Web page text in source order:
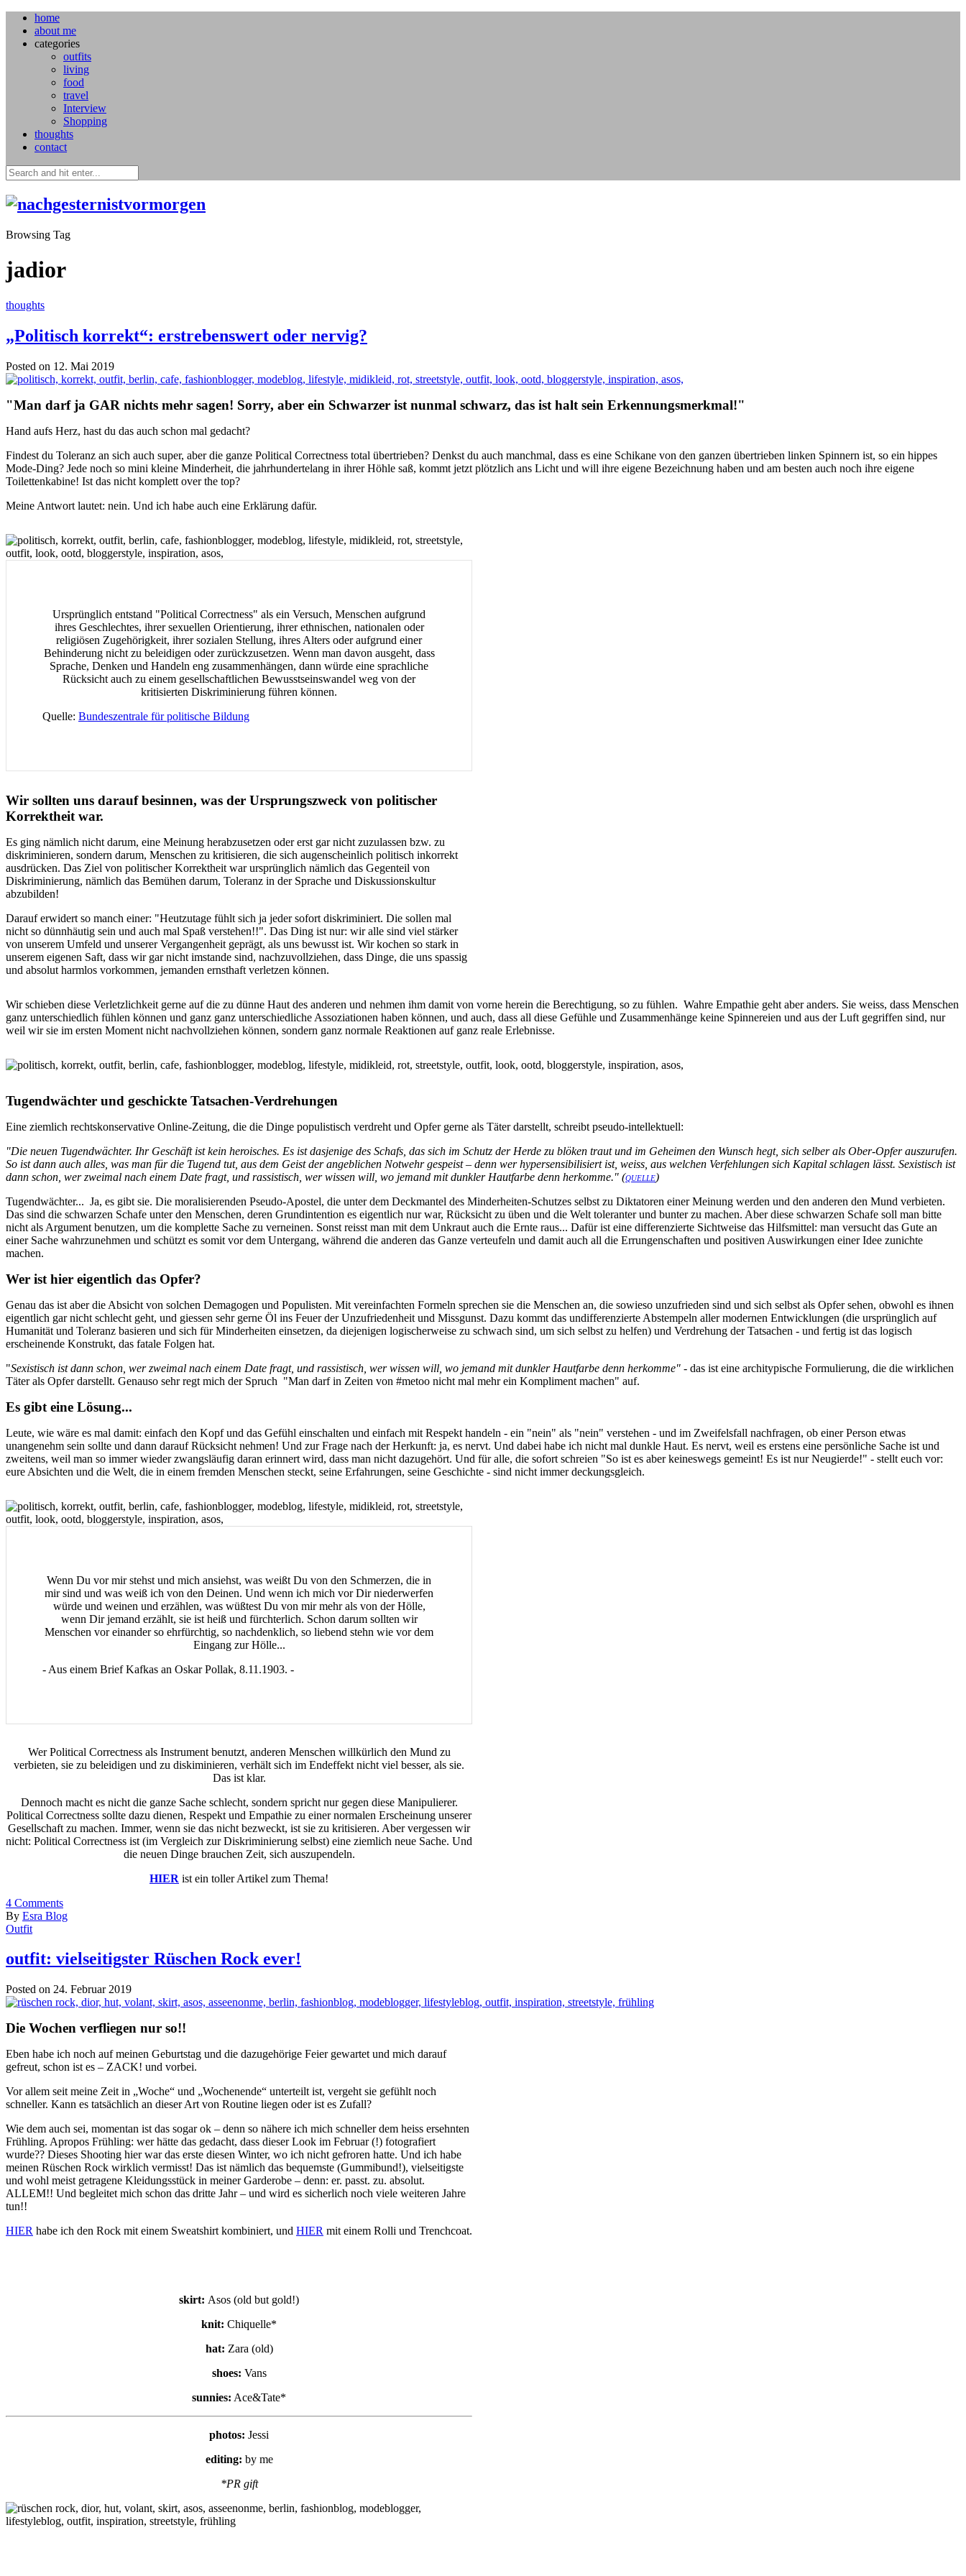
home
about me
categories
outfits
living
food
travel
Interview
Shopping
thoughts
contact
Browsing Tag
jadior
thoughts
„Politisch korrekt“: erstrebenswert oder nervig?
Posted on 12. Mai 2019
"Man darf ja GAR nichts mehr sagen! Sorry, aber ein Schwarzer ist nunmal schwarz, das ist halt sein Erkennungsmerkmal!"
Hand aufs Herz, hast du das auch schon mal gedacht?
Findest du Toleranz an sich auch super, aber die ganze Political Correctness total übertrieben? Denkst du auch manchmal, dass es eine Schikane von den ganzen übertrieben linken Spinnern ist, so ein hippes
Mode-Ding? Jede noch so mini kleine Minderheit, die jahrhundertelang in ihrer Höhle saß, kommt jetzt plötzlich ans Licht und will ihre eigene Bezeichnung haben und am besten auch noch ihre eigene
Toilettenkabine! Ist das nicht komplett over the top?
Meine Antwort lautet: nein. Und ich habe auch eine Erklärung dafür.
Ursprünglich entstand "Political Correctness" als ein Versuch, Menschen aufgrund
ihres Geschlechtes, ihrer sexuellen Orientierung, ihrer ethnischen, nationalen oder
religiösen Zugehörigkeit, ihrer sozialen Stellung, ihres Alters oder aufgrund einer
Behinderung nicht zu beleidigen oder zurückzusetzen. Wenn man davon ausgeht, dass
Sprache, Denken und Handeln eng zusammenhängen, dann würde eine sprachliche
Rücksicht auch zu einem gesellschaftlichen Bewusstseinswandel weg von der
kritisierten Diskriminierung führen können.
Quelle: Bundeszentrale für politische Bildung
Wir sollten uns darauf besinnen, was der Ursprungszweck von politischer
Korrektheit war.
Es ging nämlich nicht darum, eine Meinung herabzusetzen oder erst gar nicht zuzulassen bzw. zu
diskriminieren, sondern darum, Menschen zu kritisieren, die sich augenscheinlich politisch inkorrekt
ausdrücken. Das Ziel von politischer Korrektheit war ursprünglich nämlich das Gegenteil von
Diskriminierung, nämlich das Bemühen darum, Toleranz in der Sprache und Diskussionskultur
abzubilden!
Darauf erwidert so manch einer: "Heutzutage fühlt sich ja jeder sofort diskriminiert. Die sollen mal
nicht so dünnhäutig sein und auch mal Spaß verstehen!!". Das Ding ist nur: wir alle sind viel stärker
von unserem Umfeld und unserer Vergangenheit geprägt, als uns bewusst ist. Wir kochen so stark in
unserem eigenen Saft, dass wir gar nicht imstande sind, nachzuvollziehen, dass Dinge, die uns spassig
und absolut harmlos vorkommen, jemanden ernsthaft verletzen können.
Wir schieben diese Verletzlichkeit gerne auf die zu dünne Haut des anderen und nehmen ihm damit von vorne herein die Berechtigung, so zu fühlen. Wahre Empathie geht aber anders. Sie weiss, dass Menschen
ganz unterschiedlich fühlen können und ganz ganz unterschiedliche Assoziationen haben können, und auch, dass all diese Gefühle und Zusammenhänge keine Spinnereien und aus der Luft gegriffen sind, nur
weil wir sie im ersten Moment nicht nachvollziehen können, sondern ganz normale Reaktionen auf ganz reale Erlebnisse.
Tugendwächter und geschickte Tatsachen-Verdrehungen
Eine ziemlich rechtskonservative Online-Zeitung, die die Dinge populistisch verdreht und Opfer gerne als Täter darstellt, schreibt pseudo-intellektuell:
"Die neuen Tugendwächter. Ihr Geschäft ist kein heroisches. Es ist dasjenige des Schafs, das sich im Schutz der Herde zu blöken traut und im Geheimen den Wunsch hegt, sich selber als Ober-Opfer auszurufen.
So ist dann auch alles, was man für die Tugend tut, aus dem Geist der angeblichen Notwehr gespeist – denn wer hypersensibilisiert ist, weiss, aus welchen Verfehlungen sich Kapital schlagen lässt. Sexistisch ist
dann schon, wer zweimal nach einem Date fragt, und rassistisch, wer wissen will, wo jemand mit dunkler Hautfarbe denn herkomme." (QUELLE)
Tugendwächter... Ja, es gibt sie. Die moralisierenden Pseudo-Apostel, die unter dem Deckmantel des Minderheiten-Schutzes selbst zu Diktatoren einer Meinung werden und den anderen den Mund verbieten.
Das sind die schwarzen Schafe unter den Menschen, deren Grundintention es eigentlich nur war, Rücksicht zu üben und die Welt toleranter und bunter zu machen. Aber diese schwarzen Schafe soll man bitte
nicht als Argument benutzen, um die komplette Sache zu verneinen. Sonst reisst man mit dem Unkraut auch die Ernte raus... Dafür ist eine differenzierte Sichtweise das Hilfsmittel: man versucht das Gute an
einer Sache wahrzunehmen und schützt es somit vor dem Untergang, während die anderen das Ganze verteufeln und damit auch all die Errungenschaften und positiven Auswirkungen einer Idee zunichte
machen.
Wer ist hier eigentlich das Opfer?
Genau das ist aber die Absicht von solchen Demagogen und Populisten. Mit vereinfachten Formeln sprechen sie die Menschen an, die sowieso unzufrieden sind und sich selbst als Opfer sehen, obwohl es ihnen
eigentlich gar nicht schlecht geht, und giessen sehr gerne Öl ins Feuer der Unzufriedenheit und Missgunst. Dazu kommt das undifferenzierte Abstempeln aller modernen Entwicklungen (die ursprünglich auf
Humanität und Toleranz basieren und sich für Minderheiten einsetzen, da diejenigen logischerweise zu schwach sind, um sich selbst zu helfen) und Verdrehung der Tatsachen - und fertig ist das logisch
erscheinende Konstrukt, das fatale Folgen hat.
"Sexistisch ist dann schon, wer zweimal nach einem Date fragt, und rassistisch, wer wissen will, wo jemand mit dunkler Hautfarbe denn herkomme" - das ist eine architypische Formulierung, die die wirklichen
Täter als Opfer darstellt. Genauso sehr regt mich der Spruch "Man darf in Zeiten von #metoo nicht mal mehr ein Kompliment machen" auf.
Es gibt eine Lösung...
Leute, wie wäre es mal damit: einfach den Kopf und das Gefühl einschalten und einfach mit Respekt handeln - ein "nein" als "nein" verstehen - und im Zweifelsfall nachfragen, ob einer Person etwas
unangenehm sein sollte und dann darauf Rücksicht nehmen! Und zur Frage nach der Herkunft: ja, es nervt. Und dabei habe ich nicht mal dunkle Haut. Es nervt, weil es erstens eine persönliche Sache ist und
zweitens, weil man so immer wieder zwangsläufig daran erinnert wird, dass man nicht dazugehört. Und für alle, die sofort schreien "So ist es aber keineswegs gemeint! Es ist nur Neugierde!" - stellt euch vor:
eure Absichten und die Welt, die in einem fremden Menschen steckt, seine Erfahrungen, seine Geschichte - sind nicht immer deckungsgleich.
Wenn Du vor mir stehst und mich ansiehst, was weißt Du von den Schmerzen, die in
mir sind und was weiß ich von den Deinen. Und wenn ich mich vor Dir niederwerfen
würde und weinen und erzählen, was wüßtest Du von mir mehr als von der Hölle,
wenn Dir jemand erzählt, sie ist heiß und fürchterlich. Schon darum sollten wir
Menschen vor einander so ehrfürchtig, so nachdenklich, so liebend stehn wie vor dem
Eingang zur Hölle...
- Aus einem Brief Kafkas an Oskar Pollak, 8.11.1903. -
Wer Political Correctness als Instrument benutzt, anderen Menschen willkürlich den Mund zu
verbieten, sie zu beleidigen und zu diskiminieren, verhält sich im Endeffekt nicht viel besser, als sie.
Das ist klar.
Dennoch macht es nicht die ganze Sache schlecht, sondern spricht nur gegen diese Manipulierer.
Political Correctness sollte dazu dienen, Respekt und Empathie zu einer normalen Erscheinung unserer
Gesellschaft zu machen. Immer, wenn sie das nicht bezweckt, ist sie zu kritisieren. Aber vergessen wir
nicht: Political Correctness ist (im Vergleich zur Diskriminierung selbst) eine ziemlich neue Sache. Und
die neuen Dinge brauchen Zeit, sich auszupendeln.
HIER ist ein toller Artikel zum Thema!
4 Comments
By Esra Blog
Outfit
outfit: vielseitigster Rüschen Rock ever!
Posted on 24. Februar 2019
Die Wochen verfliegen nur so!!
Eben habe ich noch auf meinen Geburtstag und die dazugehörige Feier gewartet und mich darauf
gefreut, schon ist es – ZACK! und vorbei.
Vor allem seit meine Zeit in „Woche“ und „Wochenende“ unterteilt ist, vergeht sie gefühlt noch
schneller. Kann es tatsächlich an dieser Art von Routine liegen oder ist es Zufall?
Wie dem auch sei, momentan ist das sogar ok – denn so nähere ich mich schneller dem heiss ersehnten
Frühling. Apropos Frühling: wer hätte das gedacht, dass dieser Look im Februar (!) fotografiert
wurde?? Dieses Shooting hier war das erste diesen Winter, wo ich nicht gefroren hatte. Und ich habe
meinen Rüschen Rock wirklich vermisst! Das ist nämlich das bequemste (Gummibund!), vielseitigste
und wohl meist getragene Kleidungsstück in meiner Garderobe – denn: er. passt. zu. absolut.
ALLEM!! Und begleitet mich schon das dritte Jahr – und wird es sicherlich noch viele weiteren Jahre
tun!!
HIER habe ich den Rock mit einem Sweatshirt kombiniert, und HIER mit einem Rolli und Trenchcoat.
skirt: Asos (old but gold!)
knit: Chiquelle*
hat: Zara (old)
shoes: Vans
sunnies: Ace&Tate*
photos: Jessi
editing: by me
*PR gift